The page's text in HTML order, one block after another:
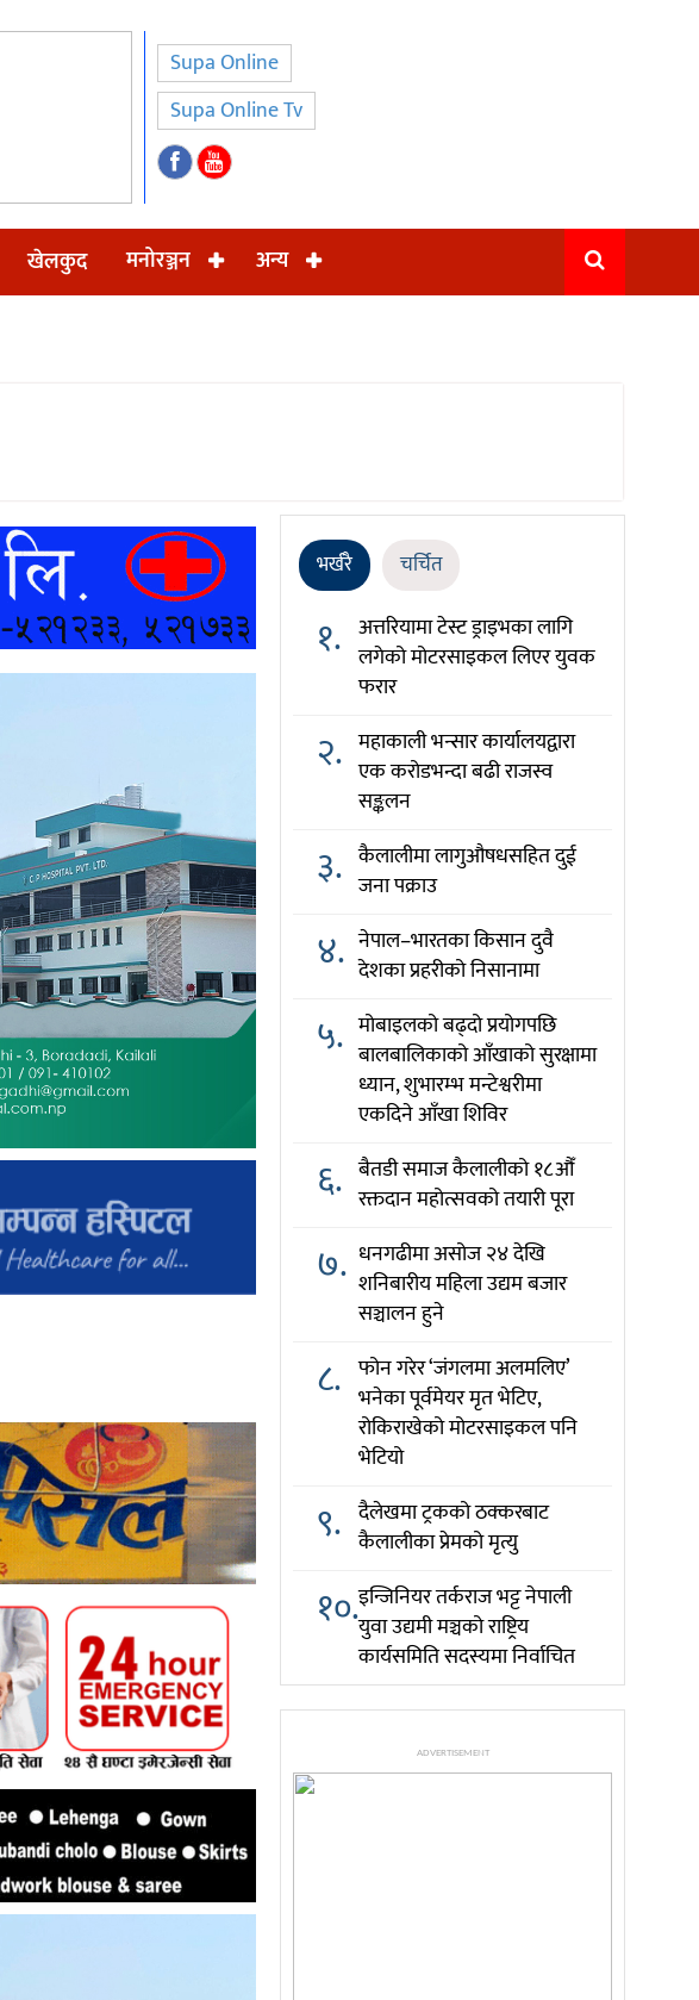
Supa Online
Supa Online Tv
खेलकुद मनोरञ्जन अन्य
भर्खरै चर्चित
१. अत्तरियामा टेस्ट ड्राइभका लागि
लगेको मोटरसाइकल लिएर युवक
फरार
२. महाकाली भन्सार कार्यालयद्वारा
एक करोडभन्दा बढी राजस्व
सङ्कलन
३. कैलालीमा लागुऔषधसहित दुई
जना पक्राउ
४. नेपाल–भारतका किसान दुवै
देशका प्रहरीको निसानामा
५. मोबाइलको बढ्दो प्रयोगपछि
बालबालिकाको आँखाको सुरक्षामा
ध्यान, शुभारम्भ मन्टेश्वरीमा
एकदिने आँखा शिविर
६. बैतडी समाज कैलालीको १८औँ
रक्तदान महोत्सवको तयारी पूरा
७. धनगढीमा असोज २४ देखि
शनिबारीय महिला उद्यम बजार
सञ्चालन हुने
८. फोन गरेर ‘जंगलमा अलमलिए’
भनेका पूर्वमेयर मृत भेटिए,
रोकिराखेको मोटरसाइकल पनि
भेटियो
९. दैलेखमा ट्रकको ठक्करबाट
कैलालीका प्रेमको मृत्यु
१०.इन्जिनियर तर्कराज भट्ट नेपाली
युवा उद्यमी मञ्चको राष्ट्रिय
कार्यसमिति सदस्यमा निर्वाचित
ADVERTISEMENT